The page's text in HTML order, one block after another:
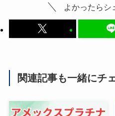
よかったらシ
関連記事も一緒にチ